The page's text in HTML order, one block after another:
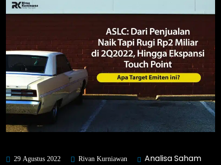
29 Agustus 2022 Rivan Kurniawan Analisa Saham